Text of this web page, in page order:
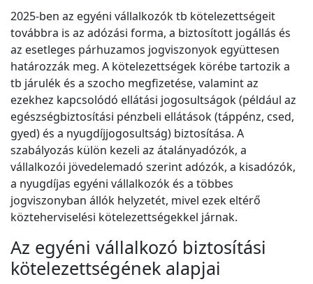
2025-ben az egyéni vállalkozók tb kötelezettségeit
továbbra is az adózási forma, a biztosított jogállás és
az esetleges párhuzamos jogviszonyok együttesen
határozzák meg. A kötelezettségek körébe tartozik a
tb járulék és a szocho megfizetése, valamint az
ezekhez kapcsolódó ellátási jogosultságok (például az
egészségbiztosítási pénzbeli ellátások (táppénz, csed,
gyed) és a nyugdíjjogosultság) biztosítása. A
szabályozás külön kezeli az átalányadózók, a
vállalkozói jövedelemadó szerint adózók, a kisadózók,
a nyugdíjas egyéni vállalkozók és a többes
jogviszonyban állók helyzetét, mivel ezek eltérő
közteherviselési kötelezettségekkel járnak.
Az egyéni vállalkozó biztosítási
kötelezettségének alapjai